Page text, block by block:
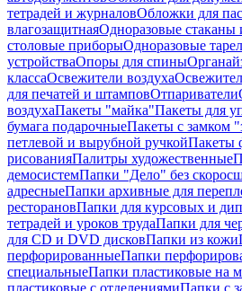
тетрадей и журналовОбложки для
влагозащитнаяОдноразовые стаканы
столовые приборыОдноразовые
устройстваОпоры для спины
классаОсвежители воздуха
для печатей и штамповОтпариватели
воздухаПакеты "майка"Пакеты для
бумага подарочныеПакеты с замком
петлевой и вырубной ручкойПакеты
рисованияПалитры художественные
демосистемПапки "Дело" без
адресныеПапки архивные для
ресторановПапки для курсовых и
тетрадей и уроков трудаПапки для
для CD и DVD дисковПапки из кожи
перфорированныеПапки
специальныеПапки пластиковые на
пластиковые с отделениямиПапки с